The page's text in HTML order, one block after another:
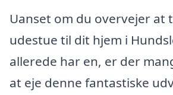
Uanset om du overvejer at
udestue til dit hjem i
allerede har en, er der
at eje denne fantastiske